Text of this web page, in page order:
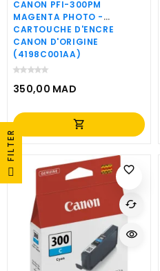
CANON PFI-300PM
MAGENTA PHOTO -
CARTOUCHE D'ENCRE
CANON D'ORIGINE
(4198C001AA)
350,00 MAD
Prix
shopping_cart
favorite_border
cached
visibility
FILTER